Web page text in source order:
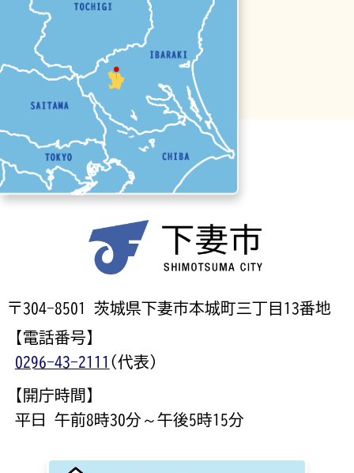
〒304-8501 茨城県下妻市本城町三丁目13番地
【電話番号】
0296-43-2111 (代表)
【開庁時間】
平日 午前8時30分～午後5時15分